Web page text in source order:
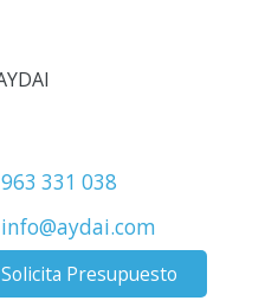
963 331 038
info@aydai.com
Solicita Presupuesto